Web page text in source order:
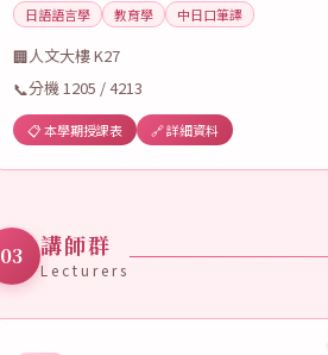
日語語言學 教育學 中日口筆譯
🏢人文大樓 K27
📞分機 1205 / 4213
📋 本學期授課表 🔗 詳細資料
03 講師群
Lecturers